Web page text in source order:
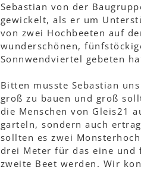
Sebastian von der
gewickelt, als er um
von zwei Hochbeeten auf
wunderschönen,
Sonnwendviertel gebeten
Bitten musste Sebastian
groß zu bauen und groß
die Menschen von Gleis21
garteln, sondern auch
sollten es zwei
drei Meter für das eine
zweite Beet werden. Wir